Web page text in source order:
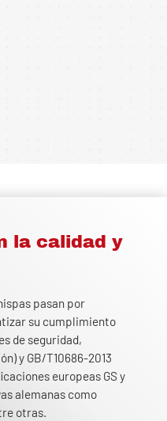
la calidad y
pasan por
su cumplimiento
de seguridad,
y GB/T10686-2013
europeas GS y
alemanas como
otras.